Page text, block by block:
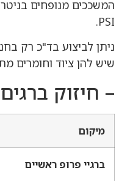
PSI.
ניתן לביצוע בד"כ רק
שיש להן ציוד וחומרים
– חיזוק ברגים
מיקום
ברגיי פרופ ראשיים